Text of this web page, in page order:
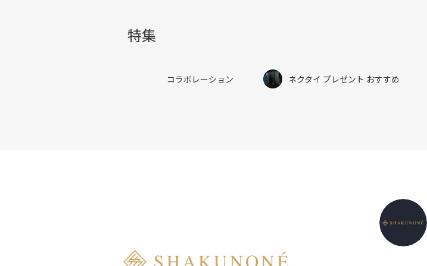
特集
コラボレーション ネクタイ プレゼント おすすめ